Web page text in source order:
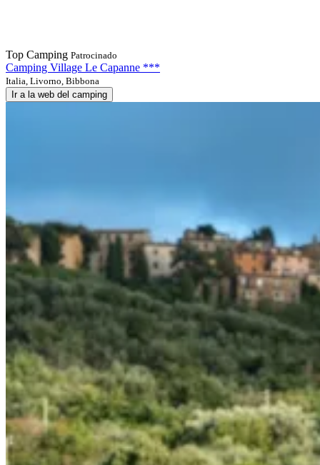
Top Camping Patrocinado
Camping Village Le Capanne ***
Italia, Livorno, Bibbona
Ir a la web del camping